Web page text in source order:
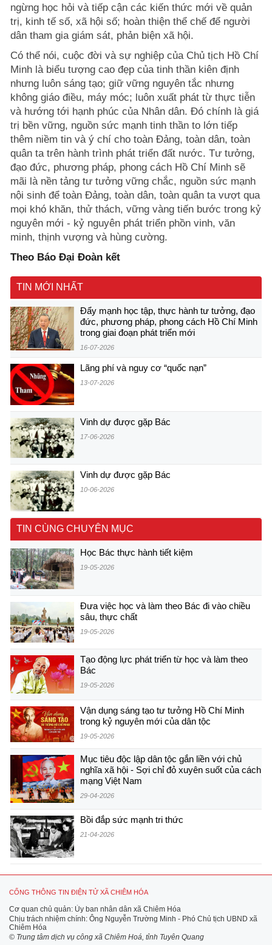
ngừng học hỏi và tiếp cận các kiến thức mới về quản
trị, kinh tế số, xã hội số; hoàn thiện thể chế để người
dân tham gia giám sát, phản biện xã hội.
Có thể nói, cuộc đời và sự nghiệp của Chủ tịch Hồ Chí
Minh là biểu tượng cao đẹp của tinh thần kiên định
nhưng luôn sáng tạo; giữ vững nguyên tắc nhưng
không giáo điều, máy móc; luôn xuất phát từ thực tiễn
và hướng tới hạnh phúc của Nhân dân. Đó chính là giá
trị bền vững, nguồn sức mạnh tinh thần to lớn tiếp
thêm niềm tin và ý chí cho toàn Đảng, toàn dân, toàn
quân ta trên hành trình phát triển đất nước. Tư tưởng,
đạo đức, phương pháp, phong cách Hồ Chí Minh sẽ
mãi là nền tảng tư tưởng vững chắc, nguồn sức mạnh
nội sinh để toàn Đảng, toàn dân, toàn quân ta vượt qua
mọi khó khăn, thử thách, vững vàng tiến bước trong kỷ
nguyên mới - kỷ nguyên phát triển phồn vinh, văn
minh, thịnh vượng và hùng cường.
Theo Báo Đại Đoàn kết
TIN MỚI NHẤT
Đẩy mạnh học tập, thực hành tư tưởng, đạo
đức, phương pháp, phong cách Hồ Chí Minh
trong giai đoạn phát triển mới
16-07-2026
Lãng phí và nguy cơ “quốc nạn”
13-07-2026
Vinh dự được gặp Bác
17-06-2026
Vinh dự được gặp Bác
10-06-2026
TIN CÙNG CHUYÊN MỤC
Học Bác thực hành tiết kiệm
19-05-2026
Đưa việc học và làm theo Bác đi vào chiều
sâu, thực chất
19-05-2026
Tạo động lực phát triển từ học và làm theo
Bác
19-05-2026
Vận dụng sáng tạo tư tưởng Hồ Chí Minh
trong kỷ nguyên mới của dân tộc
19-05-2026
Mục tiêu độc lập dân tộc gắn liền với chủ
nghĩa xã hội - Sợi chỉ đỏ xuyên suốt của cách
mạng Việt Nam
29-04-2026
Bồi đắp sức mạnh tri thức
21-04-2026
CỔNG THÔNG TIN ĐIỆN TỬ XÃ CHIÊM HÓA
Cơ quan chủ quản: Ủy ban nhân dân xã Chiêm Hóa
Chịu trách nhiệm chính: Ông Nguyễn Trường Minh - Phó Chủ tịch UBND xã
Chiêm Hóa
© Trung tâm dịch vụ công xã Chiêm Hoá, tỉnh Tuyên Quang